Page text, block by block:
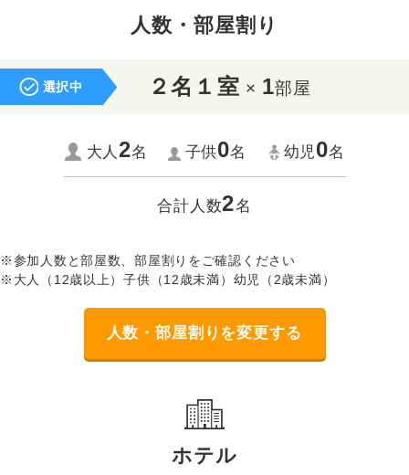
人数・部屋割り
選択中 ２名１室 × 1部屋
大人2名 子供0名 幼児0名
合計人数2名
※参加人数と部屋数、部屋割りをご確認ください
※大人（12歳以上）子供（12歳未満）幼児（2歳未満）
人数・部屋割りを変更する
ホテル